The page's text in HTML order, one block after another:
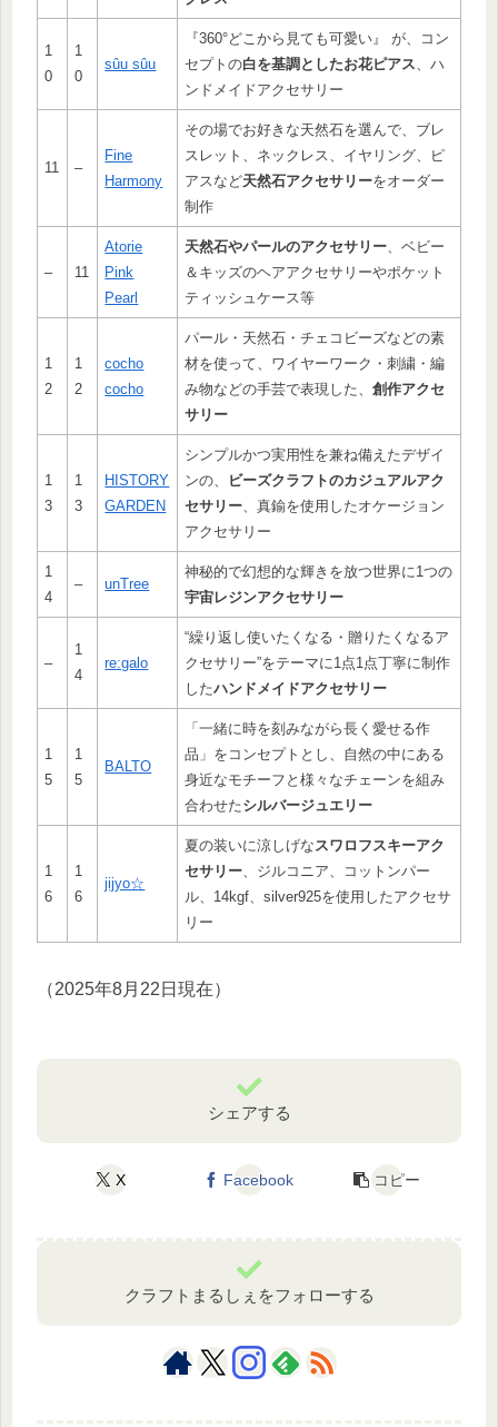
1
0
1
0
sûu sûu
『360°どこから見ても可愛い』 が、コン
セプトの白を基調としたお花ピアス 、ハ
ンドメイドアクセサリー
11 –
Fine
Harmony
その場でお好きな天然石を選んで、ブレ
スレット、ネックレス、イヤリング、ピ
アスなど天然石アクセサリーをオーダー
制作
– 11
Atorie
Pink
Pearl
天然石やパールのアクセサリー 、ベビー
＆キッズのヘアアクセサリーやポケット
ティッシュケース等
1
2
1
2
cocho
cocho
パール・天然石・チェコビーズなどの素
材を使って、ワイヤーワーク・刺繍・編
み物などの手芸で表現した、創作アクセ
サリー
1
3
1
3
HISTORY
GARDEN
シンプルかつ実用性を兼ね備えたデザイ
ンの、
ビーズクラフトのカジュアルアク
セサリー 、真鍮を使用したオケージョン
アクセサリー
1
4
– unTree
神秘的で幻想的な輝きを放つ世界に1つの
宇宙レジンアクセサリー
–
1
4
re:galo
“繰り返し使いたくなる・贈りたくなるア
クセサリー”をテーマに1点1点丁寧に制作
したハンドメイドアクセサリー
1
5
1
5
BALTO
「一緒に時を刻みながら長く愛せる作
品」をコンセプトとし、自然の中にある
身近なモチーフと様々なチェーンを組み
合わせたシルバージュエリー
1
6
1
6
jijyo☆
夏の装いに涼しげな スワロフスキーアク
セサリー 、ジルコニア、コットンパー
ル、14kgf、silver925を使用したアクセサ
リー
（2025年8月22日現在）
シェアする
X Facebook コピー
クラフトまるしぇをフォローする